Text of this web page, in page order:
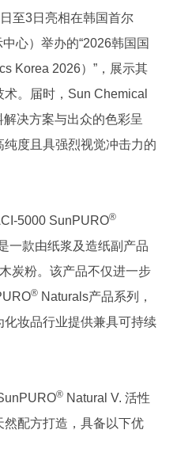
至3日亮相在韩国首尔
心）举办的“2026韩国国
Korea 2026）”，展示其
。届时，Sun Chemical
决方案与出众的色彩呈
度且具强烈视觉冲击力的
5000 SunPURO®
一款由纸浆及造纸副产品
炭粉。该产品不仅进一步
® Naturals产品系列，
妆品行业提供兼具可持续
® Natural V. 活性
配方打造，具备以下优